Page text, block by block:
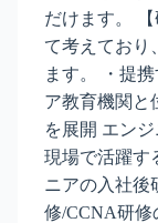
だけます。
て考えており
ます。 ・提
ア教育機関と
を展開 エン
現場で活躍す
ニアの入社後
修/CCNA研修